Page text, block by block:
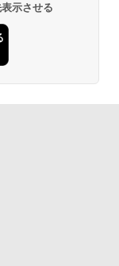
示させる